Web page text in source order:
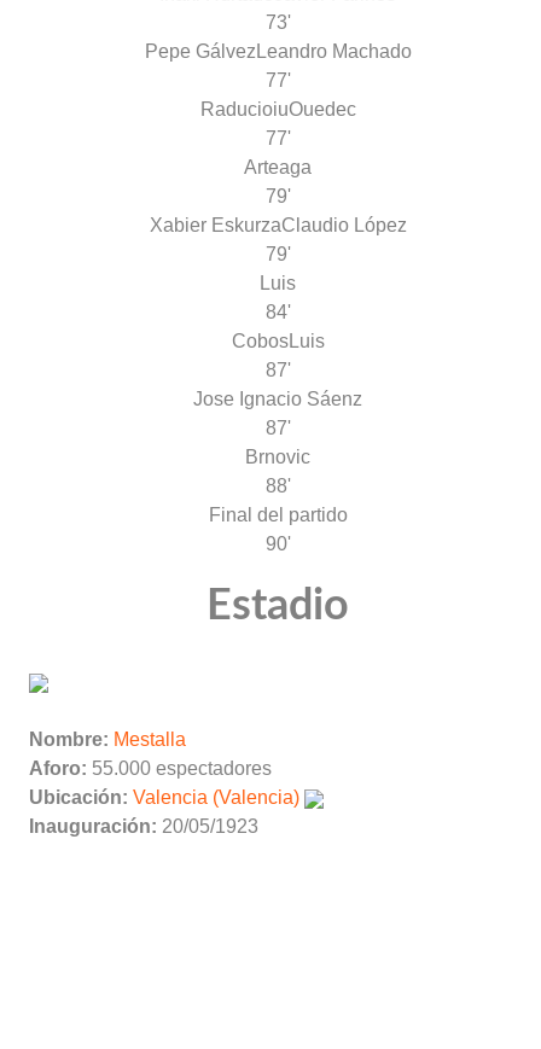
73'
Pepe GálvezLeandro Machado
77'
RaducioiuOuedec
77'
Arteaga
79'
Xabier EskurzaClaudio López
79'
Luis
84'
CobosLuis
87'
Jose Ignacio Sáenz
87'
Brnovic
88'
Final del partido
90'
Estadio
Nombre: Mestalla
Aforo: 55.000 espectadores
Ubicación: Valencia (Valencia)
Inauguración: 20/05/1923